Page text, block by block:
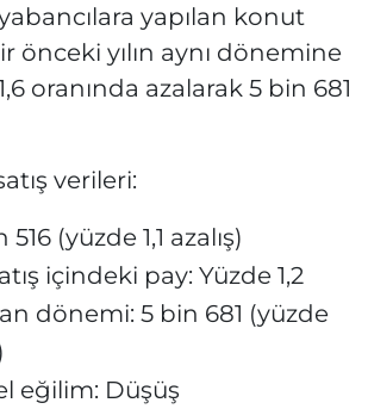
yapılan konut
önceki yılın aynı dönemine
oranında azalarak 5 bin 681
verileri:
(yüzde 1,1 azalış)
içindeki pay: Yüzde 1,2
dönemi: 5 bin 681 (yüzde
eğilim: Düşüş